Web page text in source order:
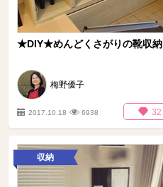
★DIY★めんどくさがりの靴収納
梅野優子
2017.10.18 6938 32
収納